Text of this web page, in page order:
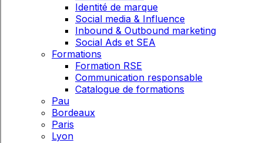
Identité de marque
Social media & Influence
Inbound & Outbound marketing
Social Ads et SEA
Formations
Formation RSE
Communication responsable
Catalogue de formations
Pau
Bordeaux
Paris
Lyon